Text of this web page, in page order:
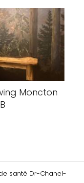
Moncton
santé Dr-Chanel-